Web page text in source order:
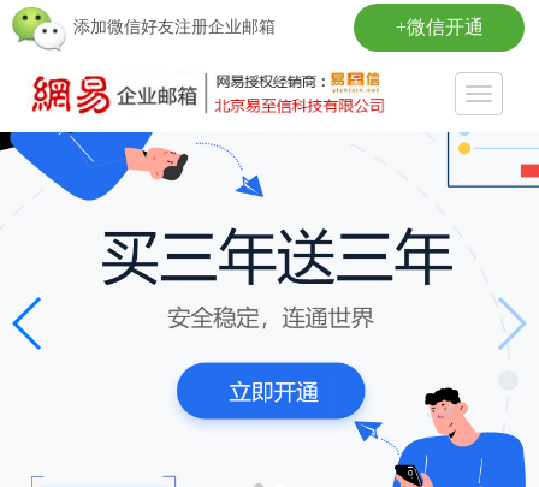
添加微信好友注册企业邮箱 +微信开通
Toggle